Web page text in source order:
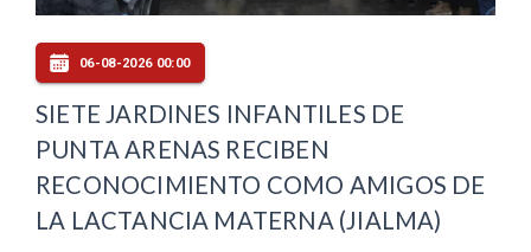
06-08-2026 00:00
SIETE JARDINES INFANTILES DE
PUNTA ARENAS RECIBEN
RECONOCIMIENTO COMO AMIGOS DE
LA LACTANCIA MATERNA (JIALMA)